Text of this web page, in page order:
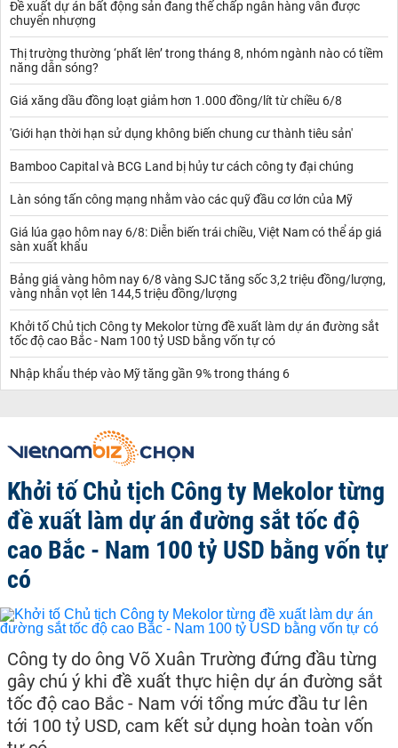
Đề xuất dự án bất động sản đang thế chấp ngân hàng vẫn được
chuyển nhượng
Thị trường thường ‘phất lên’ trong tháng 8, nhóm ngành nào có tiềm
năng dẫn sóng?
Giá xăng dầu đồng loạt giảm hơn 1.000 đồng/lít từ chiều 6/8
'Giới hạn thời hạn sử dụng không biến chung cư thành tiêu sản'
Bamboo Capital và BCG Land bị hủy tư cách công ty đại chúng
Làn sóng tấn công mạng nhằm vào các quỹ đầu cơ lớn của Mỹ
Giá lúa gạo hôm nay 6/8: Diễn biến trái chiều, Việt Nam có thể áp giá
sàn xuất khẩu
Bảng giá vàng hôm nay 6/8 vàng SJC tăng sốc 3,2 triệu đồng/lượng,
vàng nhẫn vọt lên 144,5 triệu đồng/lượng
Khởi tố Chủ tịch Công ty Mekolor từng đề xuất làm dự án đường sắt
tốc độ cao Bắc - Nam 100 tỷ USD bằng vốn tự có
Nhập khẩu thép vào Mỹ tăng gần 9% trong tháng 6
Khởi tố Chủ tịch Công ty Mekolor từng
đề xuất làm dự án đường sắt tốc độ
cao Bắc - Nam 100 tỷ USD bằng vốn tự
có
Công ty do ông Võ Xuân Trường đứng đầu từng
gây chú ý khi đề xuất thực hiện dự án đường sắt
tốc độ cao Bắc - Nam với tổng mức đầu tư lên
tới 100 tỷ USD, cam kết sử dụng hoàn toàn vốn